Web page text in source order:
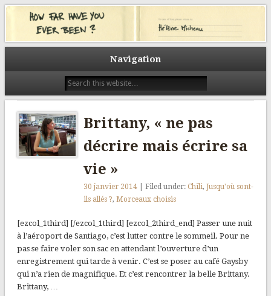
How far have you ever been?
Un tour du monde pour (a)grandir. Un tour du monde pour découvrir.
L’autre. Les autres. Un tour du monde pour prendre le temps. Celui du
voyage. Celui des rencontres. Et tout au long du chemin, des visages, des
sourires, des histoires. Des histoires racontées ici avec le même prisme, la
ever been?
Navigation
Brittany, « ne pas
décrire mais écrire sa
vie »
30 janvier 2014 | Filed under: Chili,Jusqu'où sont-
ils allés ?,Morceaux choisis
[ezcol_1third] [/ezcol_1third] [ezcol_2third_end] Passer une nuit
à l’aéroport de Santiago, c’est lutter contre le sommeil. Pour ne
pas se faire voler son sac en attendant l’ouverture d’un
enregistrement qui tarde à venir. C’est se poser au café Gaysby
qui n’a rien de magnifique. Et c’est rencontrer la belle Brittany.
Brittany, …